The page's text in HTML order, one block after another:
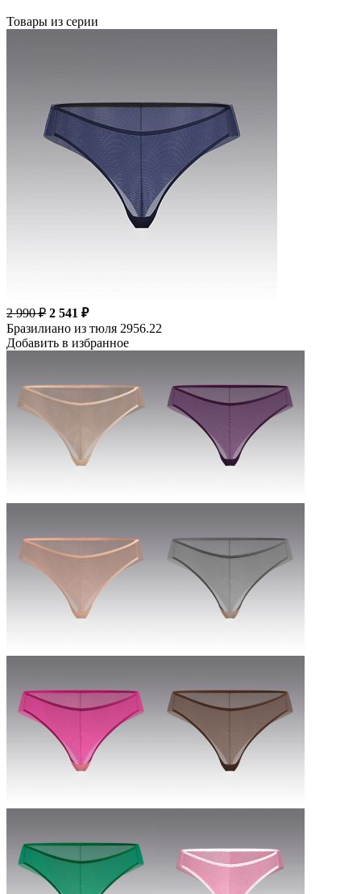
Товары из серии
2 990 ₽ 2 541 ₽
Бразилиано из тюля 2956.22
Добавить в избранное